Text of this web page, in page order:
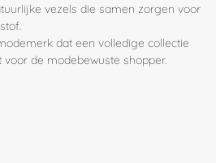
vezels die samen zorgen voor
dat een volledige collectie
de modebewuste shopper.